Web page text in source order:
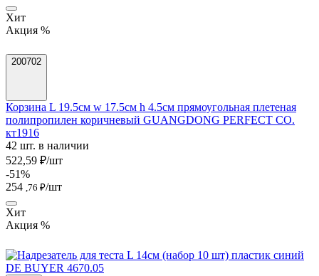
Хит
Акция %
200702
Корзина L 19.5см w 17.5см h 4.5см прямоугольная плетеная
полипропилен коричневый GUANGDONG PERFECT CO.
кт1916
42 шт. в наличии
522,59 ₽/шт
-51%
254 ,76 ₽/шт
Хит
Акция %